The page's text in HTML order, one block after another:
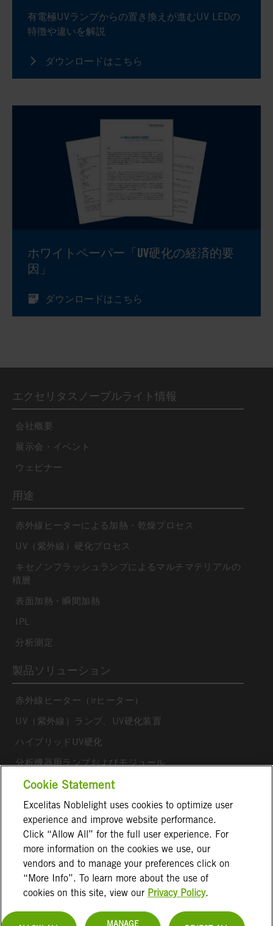
有電極UVランプからの置き換えが進むUV LEDの
特徴や違いを解説
ダウンロードはこちら
ホワイトペーパー「UV硬化の経済的要
因」
ダウンロードはこちら
エクセリタスノーブルライト情報
会社概要
展示会・イベント
ウェビナー
用途
赤外線ヒーターによる加熱・乾燥プロセス
UV（紫外線）硬化プロセス
キセノンフラッシュランプによるマルチマテリアルの
積層
表面加熱・瞬間加熱
IPL
分析測定
製品ソリューション
赤外線ヒーター（irヒーター）
UV（紫外線）ランプ、UV硬化装置
ハイブリッドUV硬化
分析機器用ランプおよびモジュール
アークランプ、フラッシュランプ
フォローする
取引条件 インプリント 個人情報保護方針 免責事項
お問い合わせ
Cookie Statement
Excelitas Noblelight uses cookies to optimize user
experience and improve website performance.
Click “Allow All” for the full user experience. For
more information on the cookies we use, our
vendors and to manage your preferences click on
“More Info”. To learn more about the use of
cookies on this site, view our Privacy Policy.
MANAGE